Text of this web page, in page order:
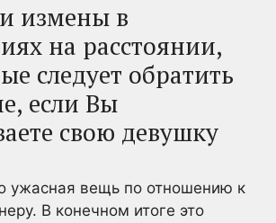
измены в
на расстоянии,
следует обратить
если Вы
свою девушку
ужасная вещь по отношению к
В конечном итоге это